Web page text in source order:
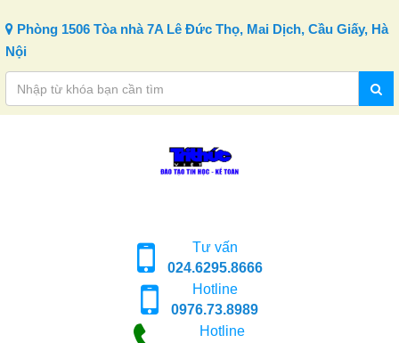
Phòng 1506 Tòa nhà 7A Lê Đức Thọ, Mai Dịch, Cầu Giấy, Hà
Nội
Tư vấn
024.6295.8666
Hotline
0976.73.8989
Hotline